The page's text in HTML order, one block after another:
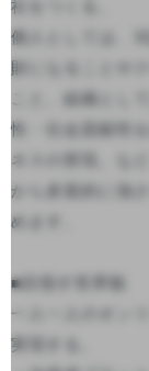
社をつくる。
個人としては、
財になることや
性・社会貢献性
ネスの実現。な
から多面的に強
めます。
■目指す世界観
一人一人のオン
実現する。